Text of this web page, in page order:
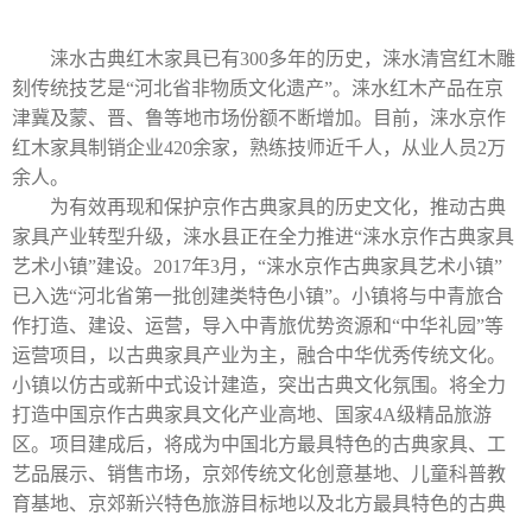
涞水古典红木家具已有300多年的历史，涞水清宫红木雕
刻传统技艺是“河北省非物质文化遗产”。涞水红木产品在京
津冀及蒙、晋、鲁等地市场份额不断增加。目前，涞水京作
红木家具制销企业420余家，熟练技师近千人，从业人员2万
余人。
为有效再现和保护京作古典家具的历史文化，推动古典
家具产业转型升级，涞水县正在全力推进“涞水京作古典家具
艺术小镇”建设。 2017年3月，“涞水京作古典家具艺术小镇”
已入选“河北省第一批创建类特色小镇”。小镇将与中青旅合
作打造、建设、运营，导入中青旅优势资源和“中华礼园”等
运营项目，以古典家具产业为主，融合中华优秀传统文化。
小镇以仿古或新中式设计建造，突出古典文化氛围。将全力
打造中国京作古典家具文化产业高地、国家4A级精品旅游
区。项目建成后，将成为中国北方最具特色的古典家具、工
艺品展示、销售市场，京郊传统文化创意基地、儿童科普教
育基地、京郊新兴特色旅游目标地以及北方最具特色的古典